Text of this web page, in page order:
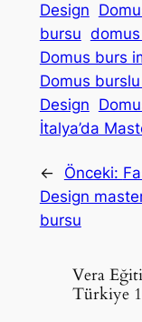
Design
bursu
Domus burs
Domus
Design
İtalya’da
← Önceki:
Design
bursu
Vera
Türkiye